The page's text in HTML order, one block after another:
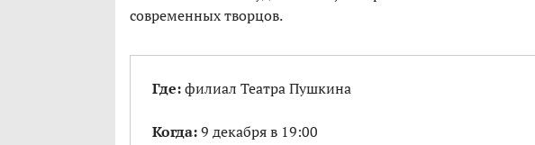
современных творцов.
Где:филиал Театра Пушкина
Когда:9 декабря в 19:00